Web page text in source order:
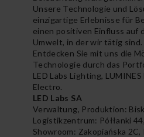
Unsere Technologie und
einzigartige Erlebnisse für
einen positiven Einfluss auf
Umwelt, in der wir tätig sind.
Entdecken Sie mit uns die
Technologie durch das
LED Labs Lighting,
Electro.
LED Labs SA
Verwaltung, Produktion:
Logistikzentrum: Półłanki
Showroom: Zakopiańska 2C,